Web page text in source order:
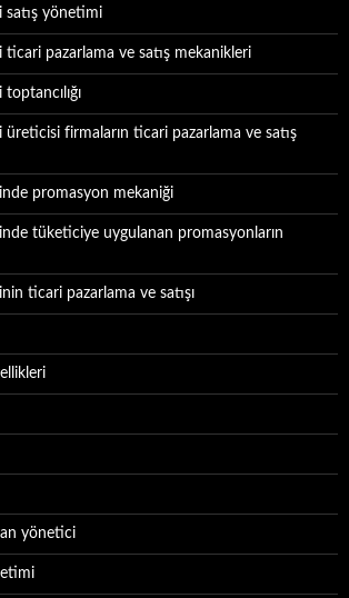
satış yönetimi
ticari pazarlama ve satış mekanikleri
üreticisi firmaların ticari pazarlama ve satış
promasyon mekaniği
tüketiciye uygulanan promasyonların
ticari pazarlama ve satışı
yönetici